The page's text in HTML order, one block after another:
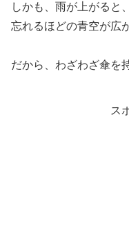
しかも、雨が上がると
忘れるほどの青空が広
だから、わざわざ傘を
ス